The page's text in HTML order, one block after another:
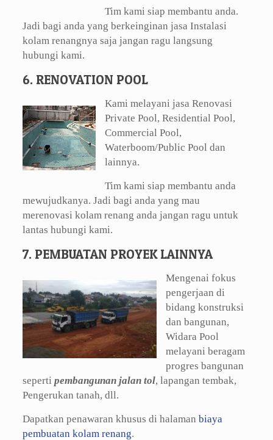
Tim kami siap membantu anda.
Jadi bagi anda yang berkeinginan jasa Instalasi
kolam renangnya saja jangan ragu langsung
hubungi kami.
6. RENOVATION POOL
Kami melayani jasa Renovasi
Private Pool, Residential Pool,
Commercial Pool,
Waterboom/Public Pool dan
lainnya.
Tim kami siap membantu anda
mewujudkanya. Jadi bagi anda yang mau
merenovasi kolam renang anda jangan ragu untuk
lantas hubungi kami.
7. PEMBUATAN PROYEK LAINNYA
Mengenai fokus
pengerjaan di
bidang konstruksi
dan bangunan,
Widara Pool
melayani beragam
progres bangunan
seperti pembangunan jalan tol, lapangan tembak,
Pengerukan tanah, dll.
Dapatkan penawaran khusus di halaman biaya
pembuatan kolam renang.